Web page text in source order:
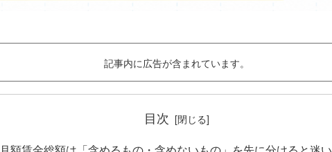
記事内に広告が含まれています。
目次